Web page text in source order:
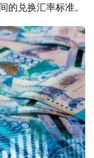
的兑换汇率标准。